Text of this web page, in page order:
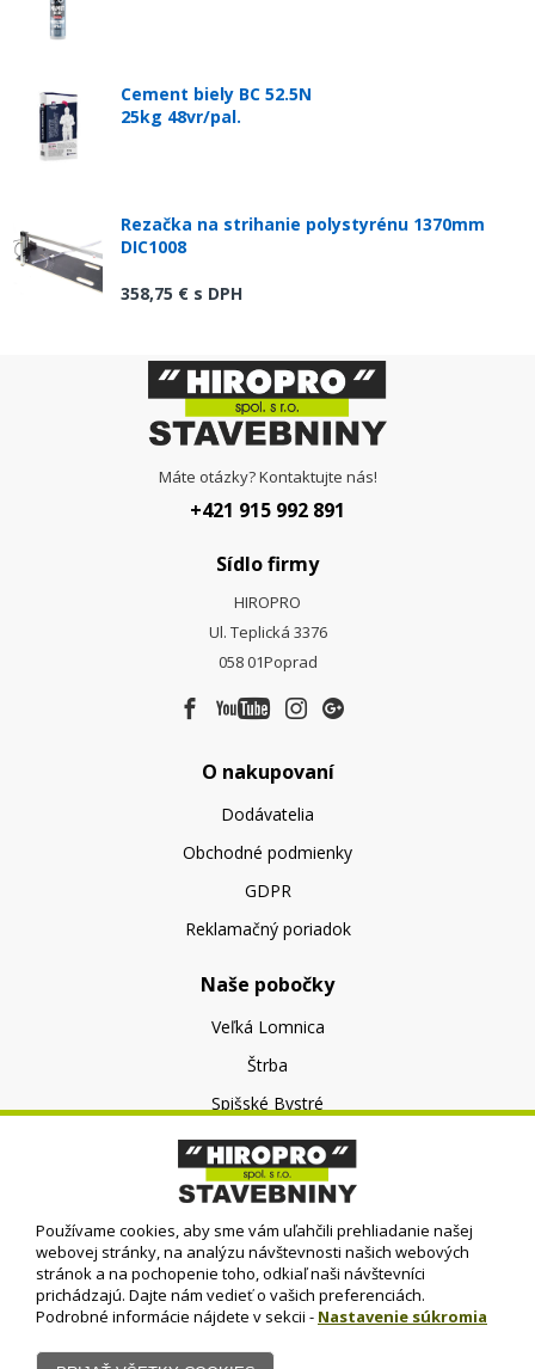
Cement biely BC 52.5N
25kg 48vr/pal.
Rezačka na strihanie polystyrénu 1370mm
DIC1008
358,75 € s DPH
Máte otázky? Kontaktujte nás!
+421 915 992 891
Sídlo firmy
HIROPRO
Ul. Teplická 3376
058 01Poprad
O nakupovaní
Dodávatelia
Obchodné podmienky
GDPR
Reklamačný poriadok
Naše pobočky
Veľká Lomnica
Štrba
Spišské Bystré
O nás
O spoločnosti
Kontakt
Používame cookies, aby sme vám uľahčili prehliadanie našej
webovej stránky, na analýzu návštevnosti našich webových
stránok a na pochopenie toho, odkiaľ naši návštevníci
prichádzajú. Dajte nám vedieť o vašich preferenciách.
Podrobné informácie nájdete v sekcii - Nastavenie súkromia